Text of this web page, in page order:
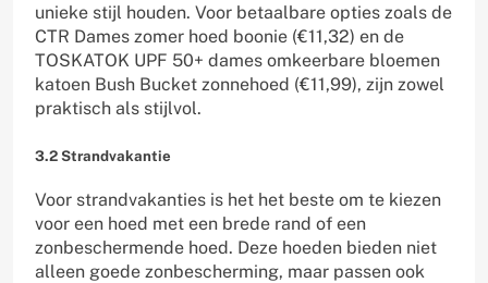
unieke stijl houden. Voor betaalbare opties zoals de
CTR Dames zomer hoed boonie (€11,32) en de
TOSKATOK UPF 50+ dames omkeerbare bloemen
katoen Bush Bucket zonnehoed (€11,99), zijn zowel
praktisch als stijlvol.
3.2 Strandvakantie
Voor strandvakanties is het het beste om te kiezen
voor een hoed met een brede rand of een
zonbeschermende hoed. Deze hoeden bieden niet
alleen goede zonbescherming, maar passen ook